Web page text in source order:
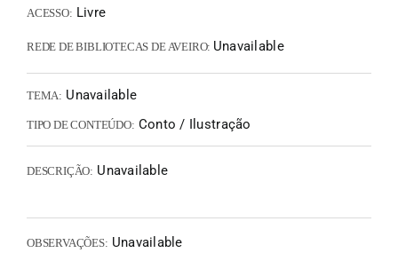
ACESSO: Livre
REDE DE BIBLIOTECAS DE AVEIRO: Unavailable
TEMA: Unavailable
TIPO DE CONTEÚDO: Conto / Ilustração
DESCRIÇÃO: Unavailable
OBSERVAÇÕES: Unavailable